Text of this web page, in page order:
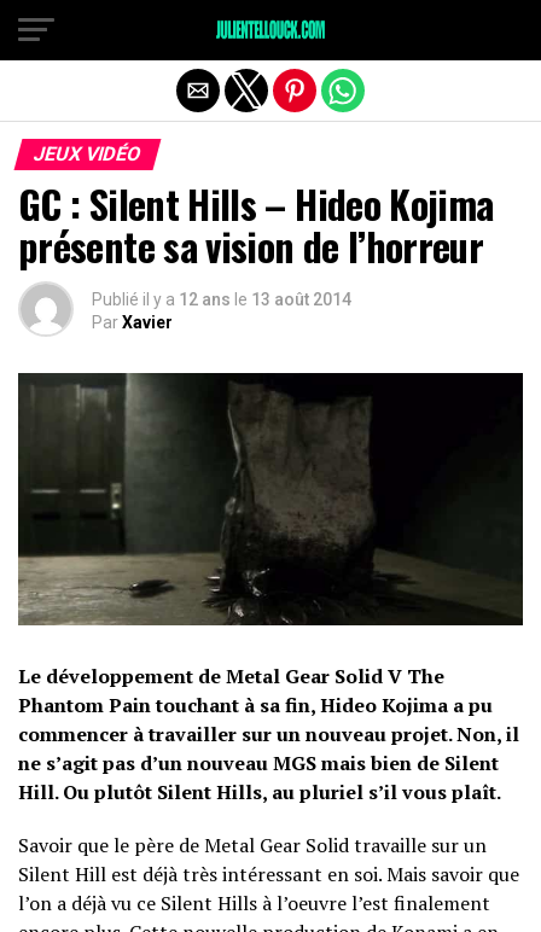
JEUX VIDÉO
GC : Silent Hills – Hideo Kojima
présente sa vision de l’horreur
Publié il y a 12 ans le 13 août 2014
ParXavier
Le développement de Metal Gear Solid V The
Phantom Pain touchant à sa fin, Hideo Kojima a pu
commencer à travailler sur un nouveau projet. Non, il
ne s’agit pas d’un nouveau MGS mais bien de Silent
Hill. Ou plutôt Silent Hills, au pluriel s’il vous plaît.
Savoir que le père de Metal Gear Solid travaille sur un
Silent Hill est déjà très intéressant en soi. Mais savoir que
l’on a déjà vu ce Silent Hills à l’oeuvre l’est finalement